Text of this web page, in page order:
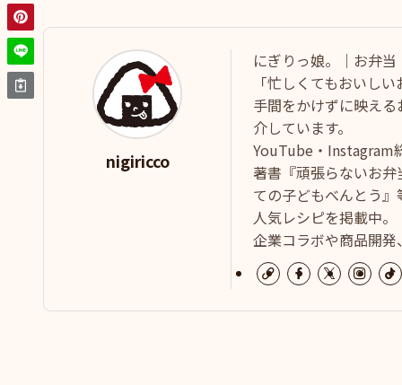
nigiricco
にぎりっ娘。｜お弁
「忙しくてもおいし
手間をかけずに映え
介しています。
YouTube・Instagram
著書『頑張らないお
ての子どもべんとう
人気レシピを掲載中。
企業コラボや商品開